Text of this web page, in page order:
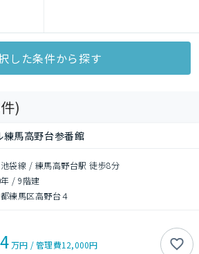
した条件から探す
件)
練馬高野台参番館
袋線 / 練馬高野台駅 徒歩8分
/9階建
練馬区高野台４
万円 /管理費12,000円